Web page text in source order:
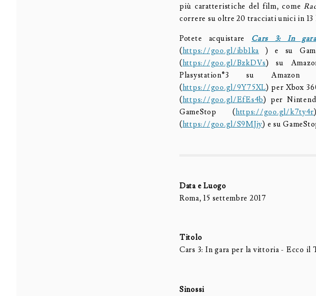
più caratteristiche del film, come
correre su oltre 20 tracciati unici in
Potete acquistare Cars 3: In
(https://goo.gl/ibb1ka ) e su
(https://goo.gl/BzkDVs) su
Plasystation®3 su Amazon
(https://goo.gl/9Y75XL) per Xbox
(https://goo.gl/EfEs4b) per
GameStop (https://goo.gl/k7ty4r
(https://goo.gl/S9MJjy) e su
Data e Luogo
Roma, 15 settembre 2017
Titolo
Cars 3: In gara per la vittoria - Ecco il
Sinossi